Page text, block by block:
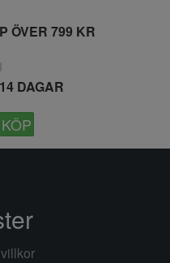
ÖVER 799 KR
DAGAR